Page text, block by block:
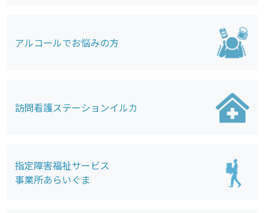
アルコールでお悩みの方
訪問看護ステーションイルカ
指定障害福祉サービス
事業所あらいぐま